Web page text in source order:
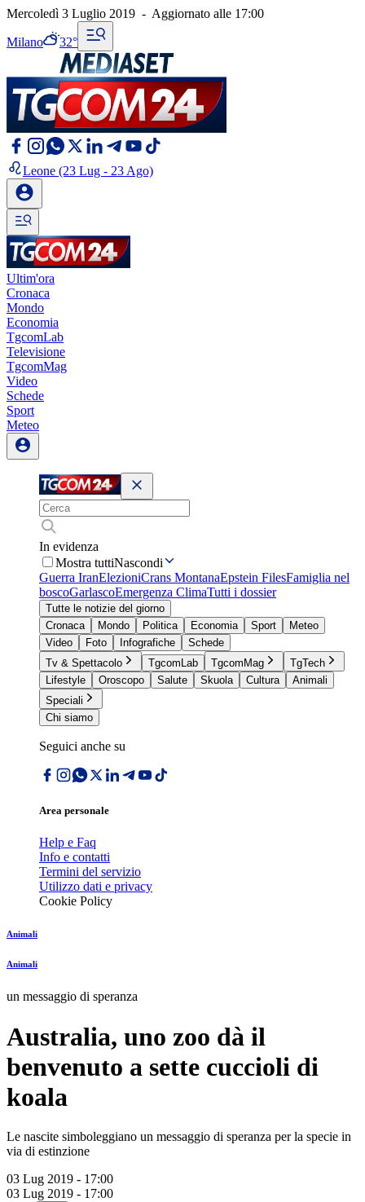
Mercoledì 3 Luglio 2019 - Aggiornato alle 17:00
Milano 32°
Leone (23 Lug - 23 Ago)
Ultim'ora
Cronaca
Mondo
Economia
TgcomLab
Televisione
TgcomMag
Video
Schede
Sport
Meteo
In evidenza
Mostra tuttiNascondi
Guerra IranElezioniCrans MontanaEpstein FilesFamiglia nel
boscoGarlascoEmergenza ClimaTutti i dossier
Tutte le notizie del giorno
Cronaca
Mondo Politica Economia Sport
Meteo
Video
Foto Infografiche
Schede
Tv & Spettacolo
TgcomLab TgcomMag
TgTech
Lifestyle
Oroscopo Salute Skuola Cultura
Animali
Speciali
Chi siamo
Seguici anche su
Area personale
Help e Faq
Info e contatti
Termini del servizio
Utilizzo dati e privacy
Cookie Policy
Animali
Animali
un messaggio di speranza
Australia, uno zoo dà il
benvenuto a sette cuccioli di
koala
Le nascite simboleggiano un messaggio di speranza per la specie in
via di estinzione
03 Lug 2019 - 17:00
03 Lug 2019 - 17:00